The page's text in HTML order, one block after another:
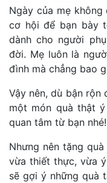
Ngày của mẹ
cơ hội để bạn bày
dành cho người
đời. Mẹ luôn là
đình mà chẳng bao
Vậy nên, dù bận rộn
một món quà thật
quan tâm từ bạn nhé!
Nhưng nên tặng
vừa thiết thực, vừa
sẽ gợi ý những quà